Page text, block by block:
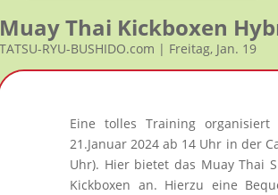
Muay Thai Kickboxen
TATSU-RYU-BUSHIDO.com | Freitag, Jan. 19
Eine tolles Training organisiert
21.Januar 2024 ab 14 Uhr in der
Uhr). Hier bietet das Muay Thai
Kickboxen an. Hierzu eine